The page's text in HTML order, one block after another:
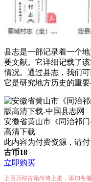
县志是一部记录着一个
要文献。它详细记载了
情况。通过县志，我们
它是研究地方历史的重要
安徽省黄山市《同治祁
高清下载
此内容为付费资源，请
古币18
立即购买
上百万部古籍尚待上架，添加客